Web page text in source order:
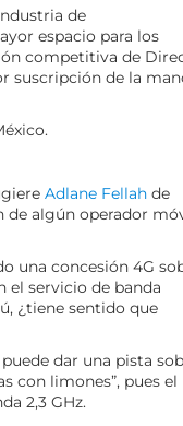
de
espacio para los
competitiva de
suscripción de la
Adlane Fellah de
de algún operador
una concesión 4G
el servicio de banda
¿tiene sentido que
dar una pista
con limones”, pues el
2,3 GHz.